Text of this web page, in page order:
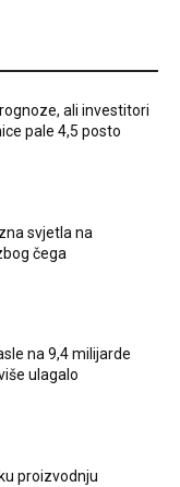
ali investitori
pale 4,5 posto
svjetla na
čega
na 9,4 milijarde
ulagalo
proizvodnju